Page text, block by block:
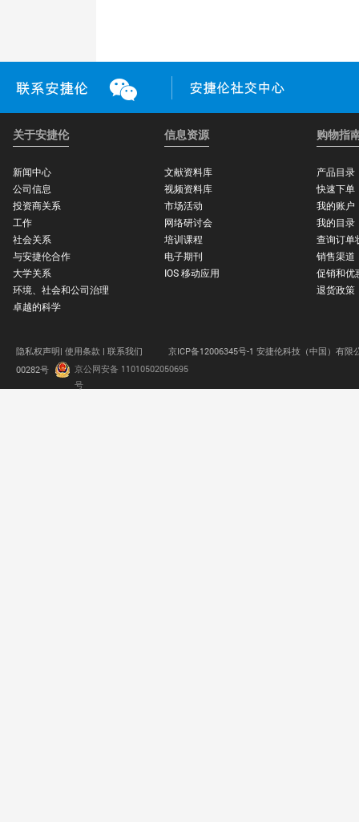
关于安捷伦
新闻中心
公司信息
投资商关系
工作
社会关系
与安捷伦合作
大学关系
环境、社会和公司治理
卓越的科学
信息资源
文献资料库
视频资料库
市场活动
网络研讨会
培训课程
电子期刊
IOS 移动应用
购物指
产品目录
快速下单
我的账户
我的目录
查询订单
销售渠道
促销和优
退货政策
隐私权声明| 使用条款 | 联系我们
京ICP备12006345号-1 安捷伦科技（中国）有限
00282号
京公网安备 11010502050695
号